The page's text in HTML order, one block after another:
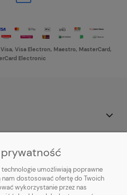
Visa Electron, Maestro, MasterCard,
Electronic
umożliwiają poprawne
nam dostosować ofertę do Twoich
wykorzystanie przez nas